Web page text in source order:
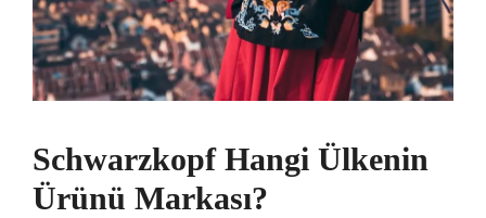
Schwarzkopf Hangi Ülkenin
Ürünü Markası?